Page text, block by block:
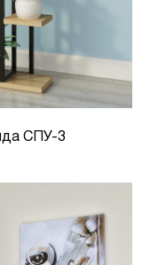
СПУ-3